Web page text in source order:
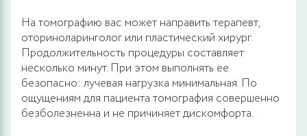
На томографию вас может направить терапевт,
оториноларинголог или пластический хирург.
Продолжительность процедуры составляет
несколько минут. При этом выполнять ее
безопасно: лучевая нагрузка минимальная. По
ощущениям для пациента томография совершенно
безболезненна и не причиняет дискомфорта.